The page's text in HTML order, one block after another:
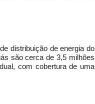
distribuição de energia do
são cerca de 3,5 milhões
com cobertura de uma